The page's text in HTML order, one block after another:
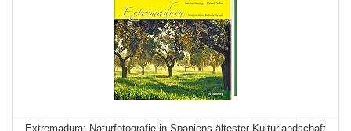
Extremadura: Naturfotografie in Spaniens ältester Kulturlandschaft